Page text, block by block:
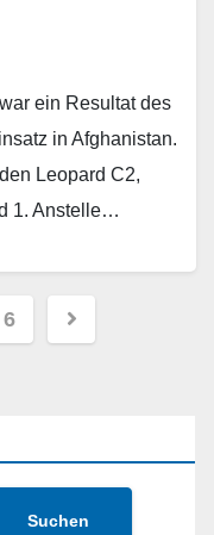
ein Resultat des
in Afghanistan.
Leopard C2,
1. Anstelle…
6
Suchen